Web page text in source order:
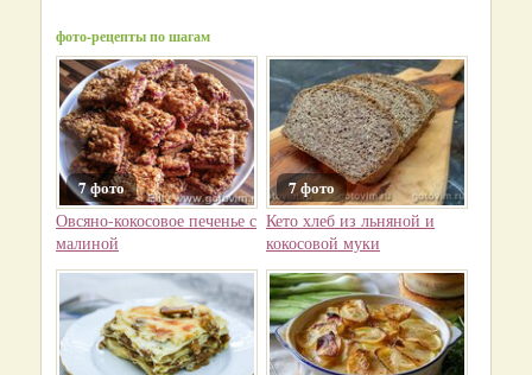
фото-рецепты по шагам
7 фото
Овсяно-кокосовое печенье с
малиной
7 фото
Кето хлеб из льняной и
кокосовой муки